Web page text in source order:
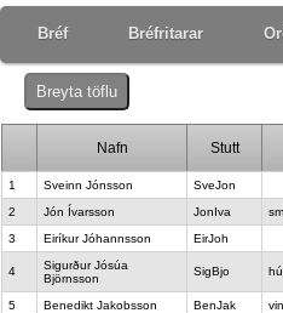
Bréf Bréfritarar
Breyta töflu
Nafn Stutt
1 Sveinn Jónsson SveJon
2
Jón Ívarsson JonIva
3
Eiríkur Jóhannsson EirJoh
4
Sigurður Jósúa
Björnsson
SigBjo
5 Benedikt Jakobsson BenJak